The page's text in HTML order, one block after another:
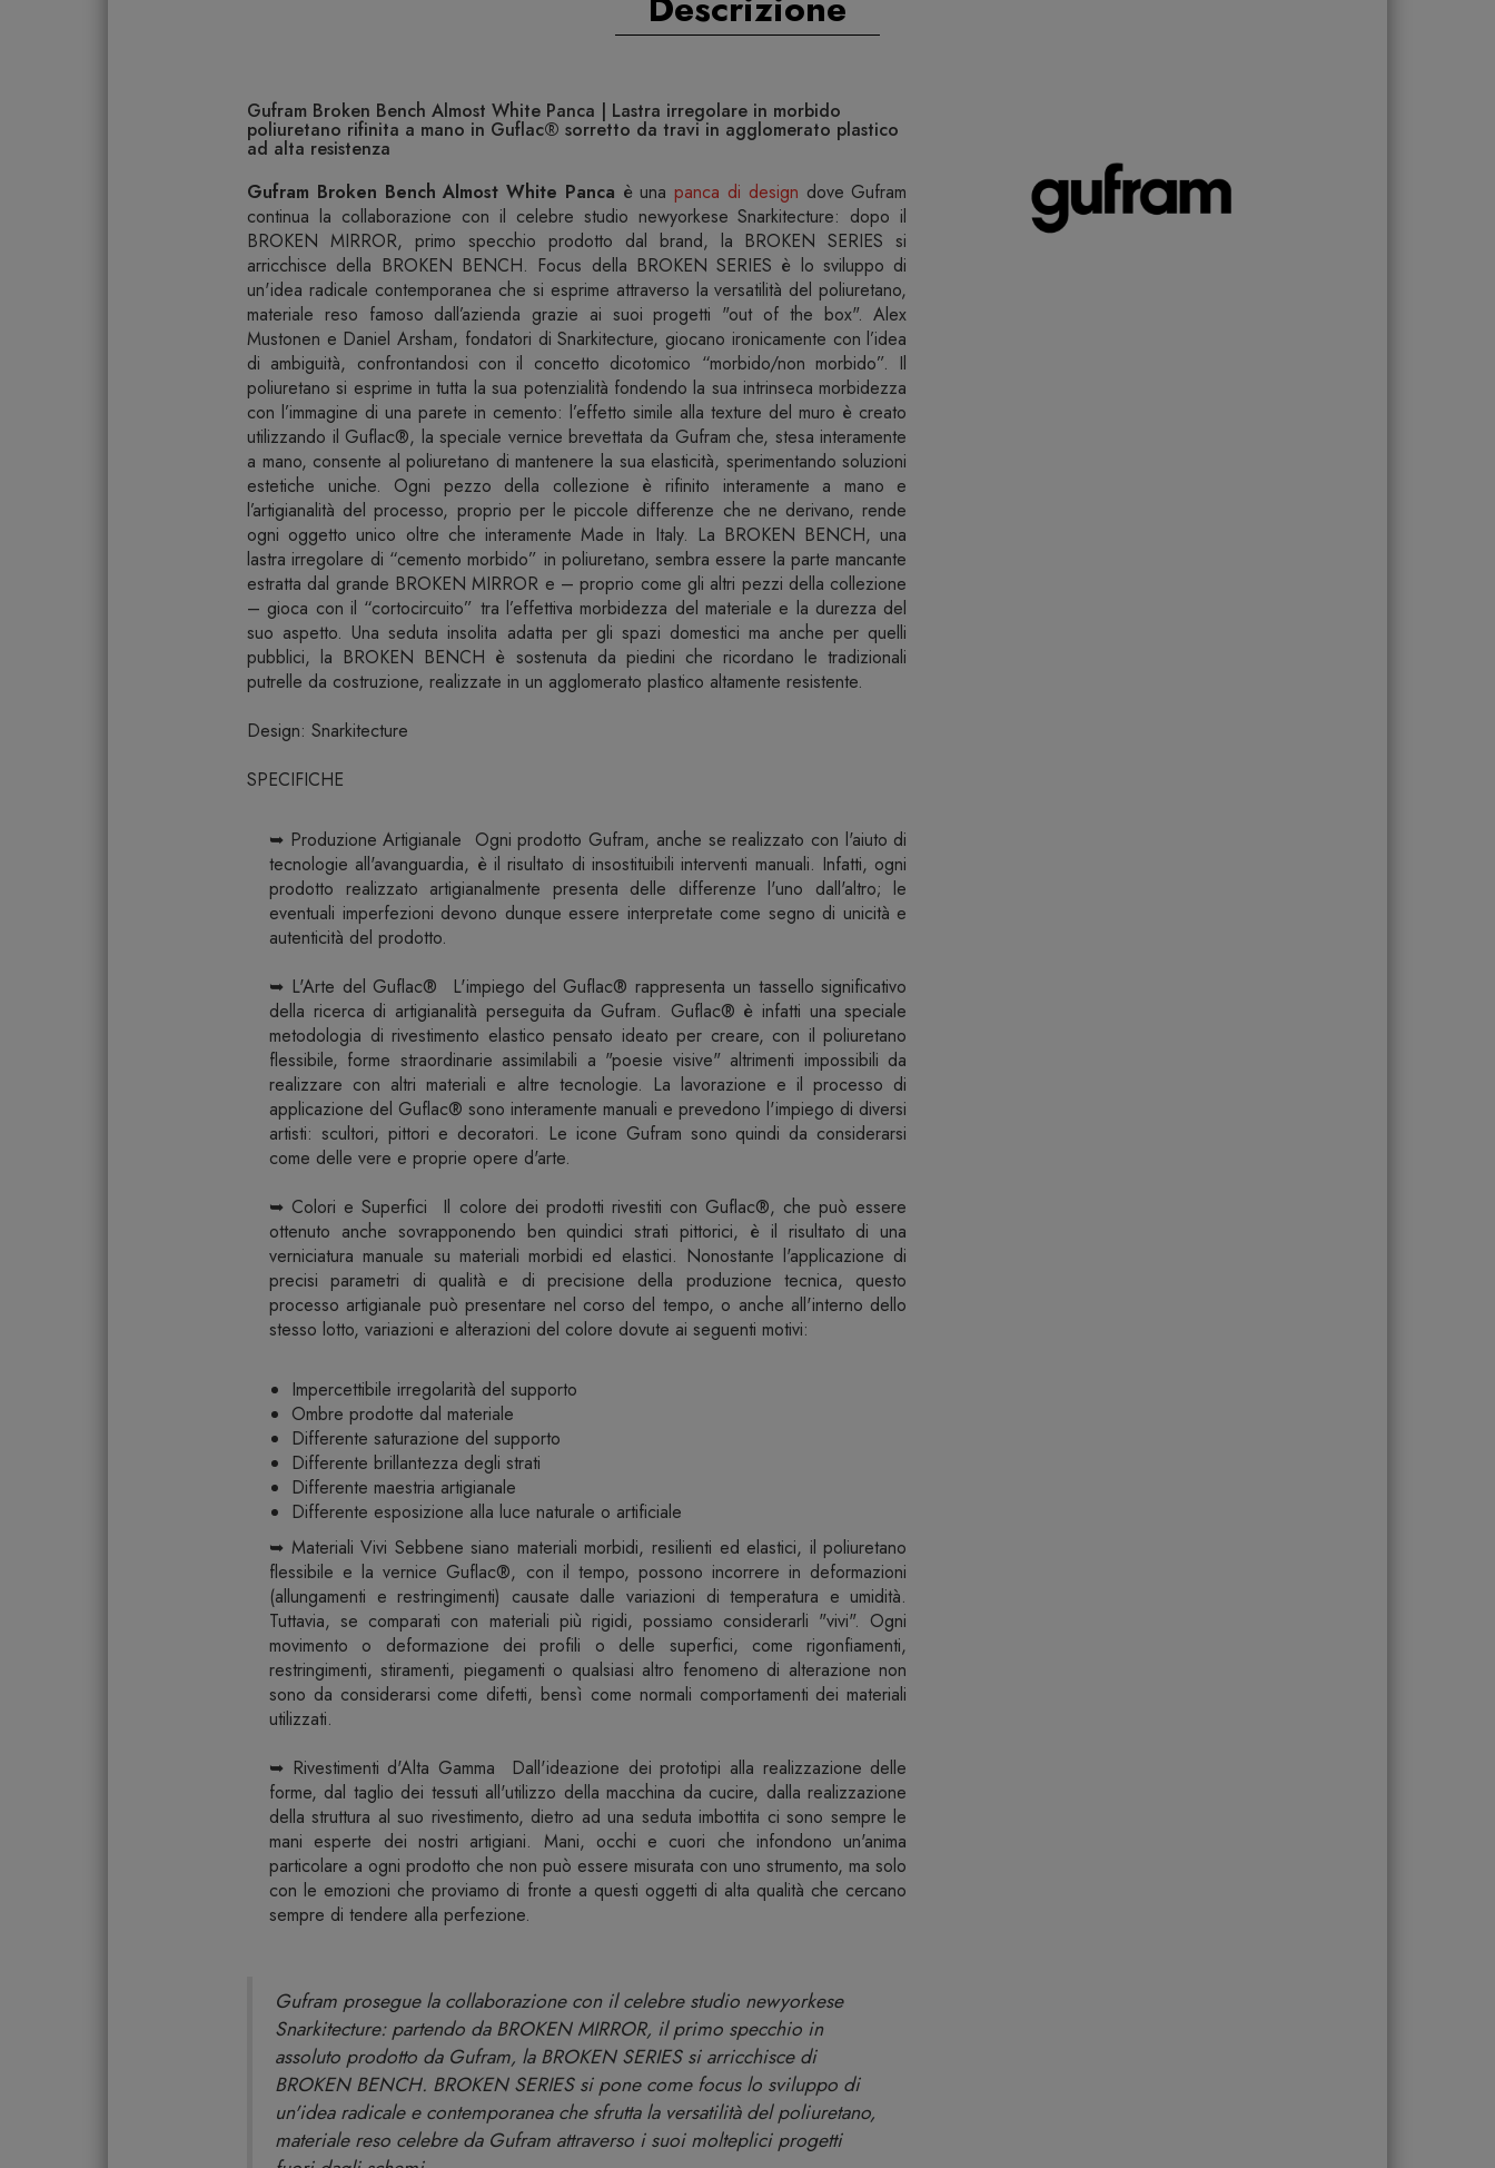
Gufram Broken Bench Almost White Panca | Lastra irregolare in morbido
poliuretano rifinita a mano in Guflac® sorretto da travi in agglomerato plastico
ad alta resistenza
Gufram Broken Bench Almost White Panca è unapanca di design dove Gufram
continua la collaborazione con il celebre studio newyorkese Snarkitecture: dopo il
BROKEN MIRROR, primo specchio prodotto dal brand, la BROKEN SERIES si
arricchisce della BROKEN BENCH. Focus della BROKEN SERIES è lo sviluppo di
un'idea radicale contemporanea che si esprime attraverso la versatilità del poliuretano,
materiale reso famoso dall’azienda grazie ai suoi progetti "out of the box". Alex
Mustonen e Daniel Arsham, fondatori di Snarkitecture, giocano ironicamente con l’idea
di ambiguità, confrontandosi con il concetto dicotomico “morbido/non morbido”. Il
poliuretano si esprime in tutta la sua potenzialità fondendo la sua intrinseca morbidezza
con l’immagine di una parete in cemento: l’effetto simile alla texture del muro è creato
utilizzando il Guflac®, la speciale vernice brevettata da Gufram che, stesa interamente
a mano, consente al poliuretano di mantenere la sua elasticità, sperimentando soluzioni
estetiche uniche. Ogni pezzo della collezione è rifinito interamente a mano e
l’artigianalità del processo, proprio per le piccole differenze che ne derivano, rende
ogni oggetto unico oltre che interamente Made in Italy. La BROKEN BENCH, una
lastra irregolare di “cemento morbido” in poliuretano, sembra essere la parte mancante
estratta dal grande BROKEN MIRROR e – proprio come gli altri pezzi della collezione
– gioca con il “cortocircuito” tra l’effettiva morbidezza del materiale e la durezza del
suo aspetto. Una seduta insolita adatta per gli spazi domestici ma anche per quelli
pubblici, la BROKEN BENCH è sostenuta da piedini che ricordano le tradizionali
putrelle da costruzione, realizzate in un agglomerato plastico altamente resistente.
Design: Snarkitecture
SPECIFICHE
➥ Produzione Artigianale Ogni prodotto Gufram, anche se realizzato con l'aiuto di
tecnologie all'avanguardia, è il risultato di insostituibili interventi manuali. Infatti, ogni
prodotto realizzato artigianalmente presenta delle differenze l'uno dall'altro; le
eventuali imperfezioni devono dunque essere interpretate come segno di unicità e
autenticità del prodotto.
➥ L'Arte del Guflac® L'impiego del Guflac® rappresenta un tassello significativo
della ricerca di artigianalità perseguita da Gufram. Guflac® è infatti una speciale
metodologia di rivestimento elastico pensato ideato per creare, con il poliuretano
flessibile, forme straordinarie assimilabili a "poesie visive" altrimenti impossibili da
realizzare con altri materiali e altre tecnologie. La lavorazione e il processo di
applicazione del Guflac® sono interamente manuali e prevedono l'impiego di diversi
artisti: scultori, pittori e decoratori. Le icone Gufram sono quindi da considerarsi
come delle vere e proprie opere d'arte.
➥ Colori e Superfici Il colore dei prodotti rivestiti con Guflac®, che può essere
ottenuto anche sovrapponendo ben quindici strati pittorici, è il risultato di una
verniciatura manuale su materiali morbidi ed elastici. Nonostante l'applicazione di
precisi parametri di qualità e di precisione della produzione tecnica, questo
processo artigianale può presentare nel corso del tempo, o anche all'interno dello
stesso lotto, variazioni e alterazioni del colore dovute ai seguenti motivi:
Impercettibile irregolarità del supporto
Ombre prodotte dal materiale
Differente saturazione del supporto
Differente brillantezza degli strati
Differente maestria artigianale
Differente esposizione alla luce naturale o artificiale
➥ Materiali Vivi Sebbene siano materiali morbidi, resilienti ed elastici, il poliuretano
flessibile e la vernice Guflac®, con il tempo, possono incorrere in deformazioni
(allungamenti e restringimenti) causate dalle variazioni di temperatura e umidità.
Tuttavia, se comparati con materiali più rigidi, possiamo considerarli "vivi". Ogni
movimento o deformazione dei profili o delle superfici, come rigonfiamenti,
restringimenti, stiramenti, piegamenti o qualsiasi altro fenomeno di alterazione non
sono da considerarsi come difetti, bensì come normali comportamenti dei materiali
utilizzati.
➥ Rivestimenti d'Alta Gamma Dall'ideazione dei prototipi alla realizzazione delle
forme, dal taglio dei tessuti all'utilizzo della macchina da cucire, dalla realizzazione
della struttura al suo rivestimento, dietro ad una seduta imbottita ci sono sempre le
mani esperte dei nostri artigiani. Mani, occhi e cuori che infondono un'anima
particolare a ogni prodotto che non può essere misurata con uno strumento, ma solo
con le emozioni che proviamo di fronte a questi oggetti di alta qualità che cercano
sempre di tendere alla perfezione.
Gufram prosegue la collaborazione con il celebre studio newyorkese
Snarkitecture: partendo da BROKEN MIRROR, il primo specchio in
assoluto prodotto da Gufram, la BROKEN SERIES si arricchisce di
BROKEN BENCH. BROKEN SERIES si pone come focus lo sviluppo di
un'idea radicale e contemporanea che sfrutta la versatilità del poliuretano,
materiale reso celebre da Gufram attraverso i suoi molteplici progetti